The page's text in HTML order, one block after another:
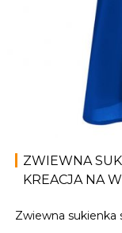
ZWIEWNA
KREACJA NA
Zwiewna sukienka